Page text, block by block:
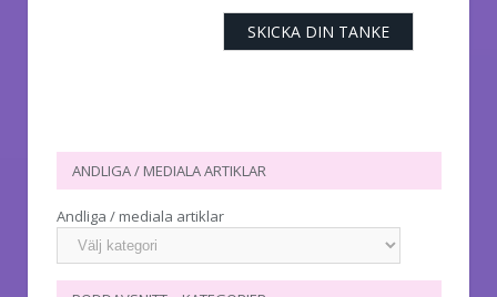
ANDLIGA / MEDIALA ARTIKLAR
Andliga / mediala artiklar